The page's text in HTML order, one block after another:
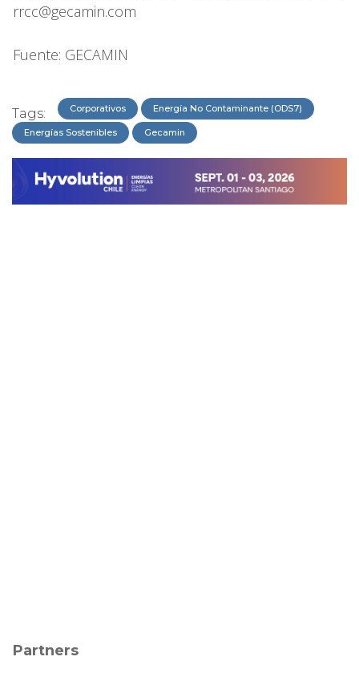
rrcc@gecamin.com
Fuente: GECAMIN
Tags: Corporativos Energía No Contaminante (ODS7)
Energías Sostenibles Gecamin
Partners